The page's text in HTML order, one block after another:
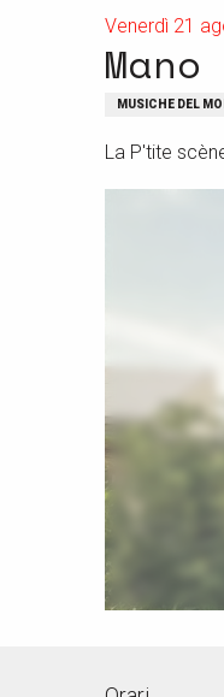
Venerdì 21
MUSICHE DEL
La P'tite